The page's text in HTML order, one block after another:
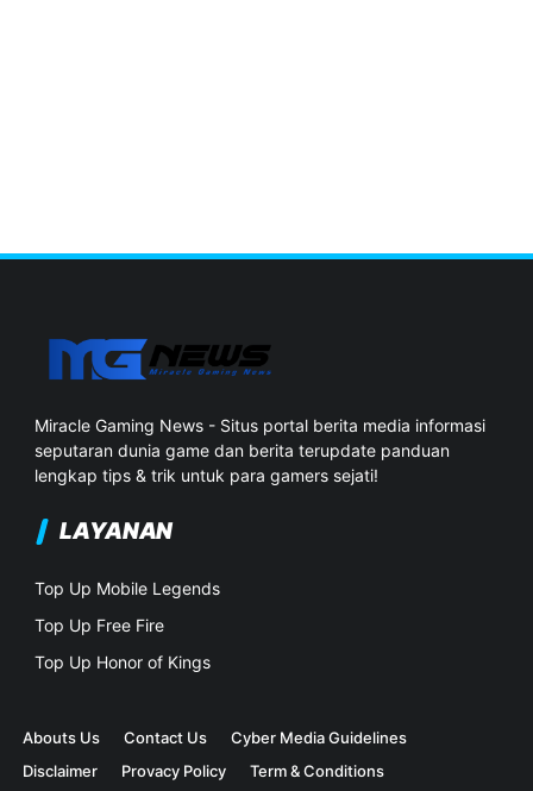
Miracle Gaming News - Situs portal berita media informasi
seputaran dunia game dan berita terupdate panduan
lengkap tips & trik untuk para gamers sejati!
LAYANAN
Top Up Mobile Legends
Top Up Free Fire
Top Up Honor of Kings
Abouts Us Contact Us
Cyber Media Guidelines
Disclaimer
Provacy Policy Term & Conditions